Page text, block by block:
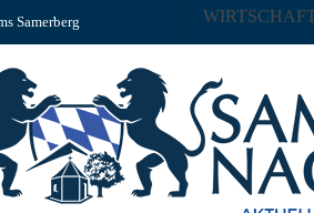
Samerberg